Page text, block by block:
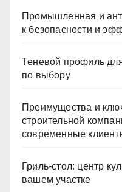
Промышленная и
к безопасности и
Теневой профиль
по выбору
Преимущества и
строительной
современные
Гриль-стол: центр
вашем участке